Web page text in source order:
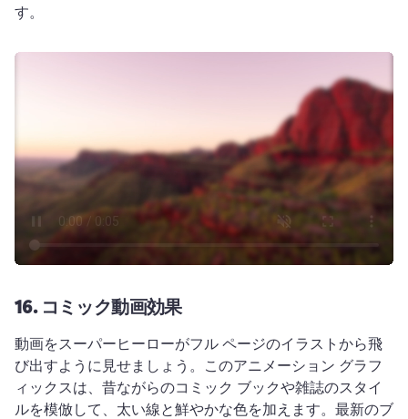
す。
16. コミック動画効果
動画をスーパーヒーローがフル ページのイラストから飛
び出すように見せましょう。 このアニメーション グラフ
ィックスは、昔ながらのコミック ブックや雑誌のスタイ
ルを模倣して、太い線と鮮やかな色を加えます。 最新のブ